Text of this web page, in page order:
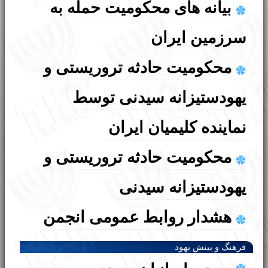
English עברית
بیانه های محکومیت حمله به
سرزمین ایران
محکومیت حادثه تروریستی و
یهودستیزانه سیدنی توسط
نماینده کلیمیان ایران
محکومیت حادثه تروریستی و
یهودستیزانه سیدنی
هشدار روابط عمومی انجمن
کلیمیان تهران در خصوص برخی
فرهنگ و بینش یهود